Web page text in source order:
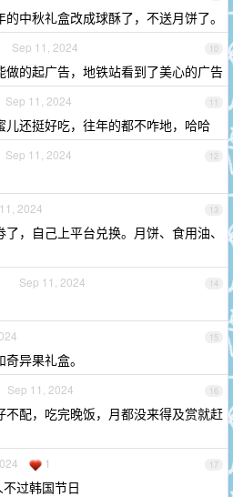
中秋礼盒改成球酥了，不送月饼了。
10
Sep 11, 2024
做的起广告，地铁站看到了美心的广告
11
Sep 11, 2024
儿还挺好吃，往年的都不咋地，哈哈
12
Sep 11, 2024
13
2024
，自己上平台兑换。月饼、食用油、
14
Sep 11, 2024
15
异果礼盒。
16
Sep 11, 2024
不配，吃完晚饭，月都没来得及赏就赶
17
1
过韩国节日